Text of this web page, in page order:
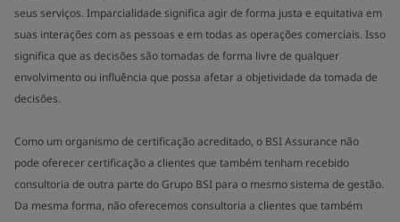
seus serviços. Imparcialidade significa agir de forma justa e equitativa em
suas interações com as pessoas e em todas as operações comerciais. Isso
significa que as decisões são tomadas de forma livre de qualquer
envolvimento ou influência que possa afetar a objetividade da tomada de
decisões.
Como um organismo de certificação acreditado, o BSI Assurance não
pode oferecer certificação a clientes que também tenham recebido
consultoria de outra parte do Grupo BSI para o mesmo sistema de gestão.
Da mesma forma, não oferecemos consultoria a clientes que também